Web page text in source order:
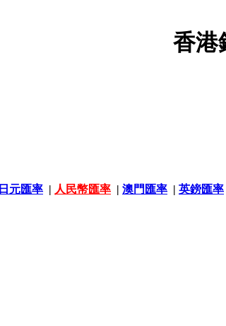
香港
日元匯率 | 人民幣匯率 | 澳門匯率 | 英鎊匯率